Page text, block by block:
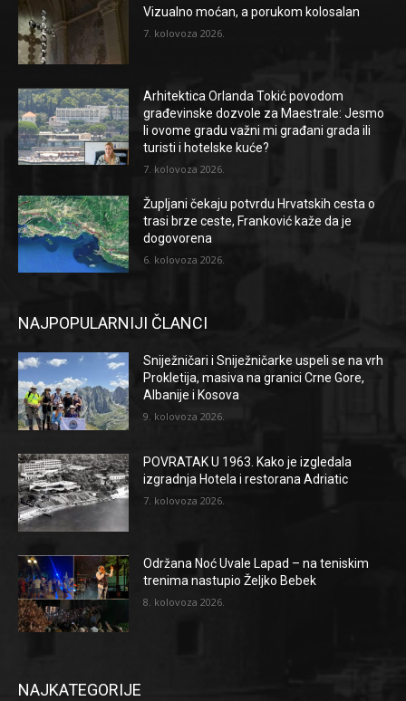
Vizualno moćan, a porukom kolosalan
7. kolovoza 2026.
Arhitektica Orlanda Tokić povodom
građevinske dozvole za Maestrale: Jesmo
li ovome gradu važni mi građani grada ili
turisti i hotelske kuće?
7. kolovoza 2026.
Župljani čekaju potvrdu Hrvatskih cesta o
trasi brze ceste, Franković kaže da je
dogovorena
6. kolovoza 2026.
NAJPOPULARNIJI ČLANCI
Sniježničari i Sniježničarke uspeli se na vrh
Prokletija, masiva na granici Crne Gore,
Albanije i Kosova
9. kolovoza 2026.
POVRATAK U 1963. Kako je izgledala
izgradnja Hotela i restorana Adriatic
7. kolovoza 2026.
Održana Noć Uvale Lapad – na teniskim
trenima nastupio Željko Bebek
8. kolovoza 2026.
NAJKATEGORIJE